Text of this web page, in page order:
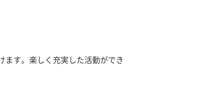
す。楽しく充実した活動ができ